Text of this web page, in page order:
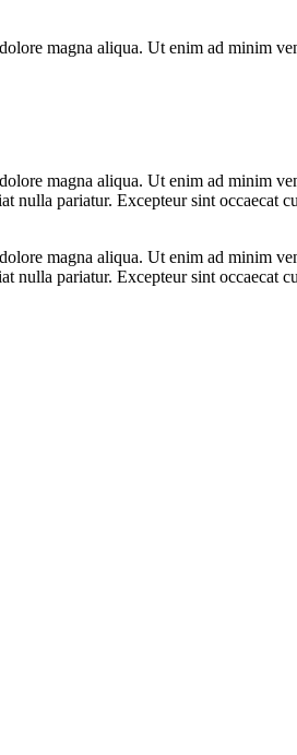
magna aliqua. Ut enim ad minim
magna aliqua. Ut enim ad minim
pariatur. Excepteur sint
magna aliqua. Ut enim ad minim
pariatur. Excepteur sint